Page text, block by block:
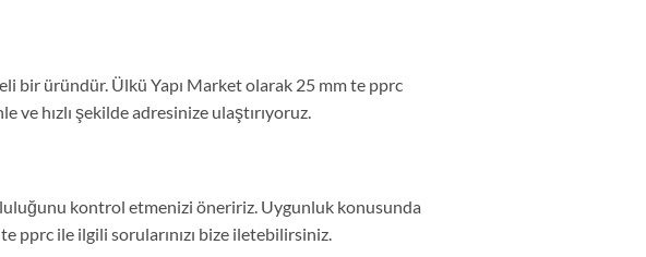
bir üründür. Ülkü Yapı Market olarak 25 mm te pprc
hızlı şekilde adresinize ulaştırıyoruz.
kontrol etmenizi öneririz. Uygunluk konusunda
pprc ile ilgili sorularınızı bize iletebilirsiniz.